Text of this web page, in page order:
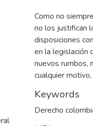
Como no
no los justifican
disposiciones
en la legislación
nuevos rumbos,
cualquier
Keywords
Derecho